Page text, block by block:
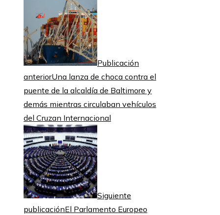
Publicación
anteriorUna lanza de choca contra el
puente de la alcaldía de Baltimore y
demás mientras circulaban vehículos
del Cruzan Internacional
Siguiente
publicaciónEl Parlamento Europeo